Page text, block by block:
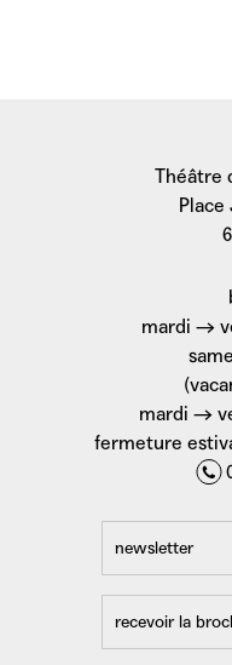
Théâtre
Place
mardi →
mardi →
fermeture
newsletter
recevoir la